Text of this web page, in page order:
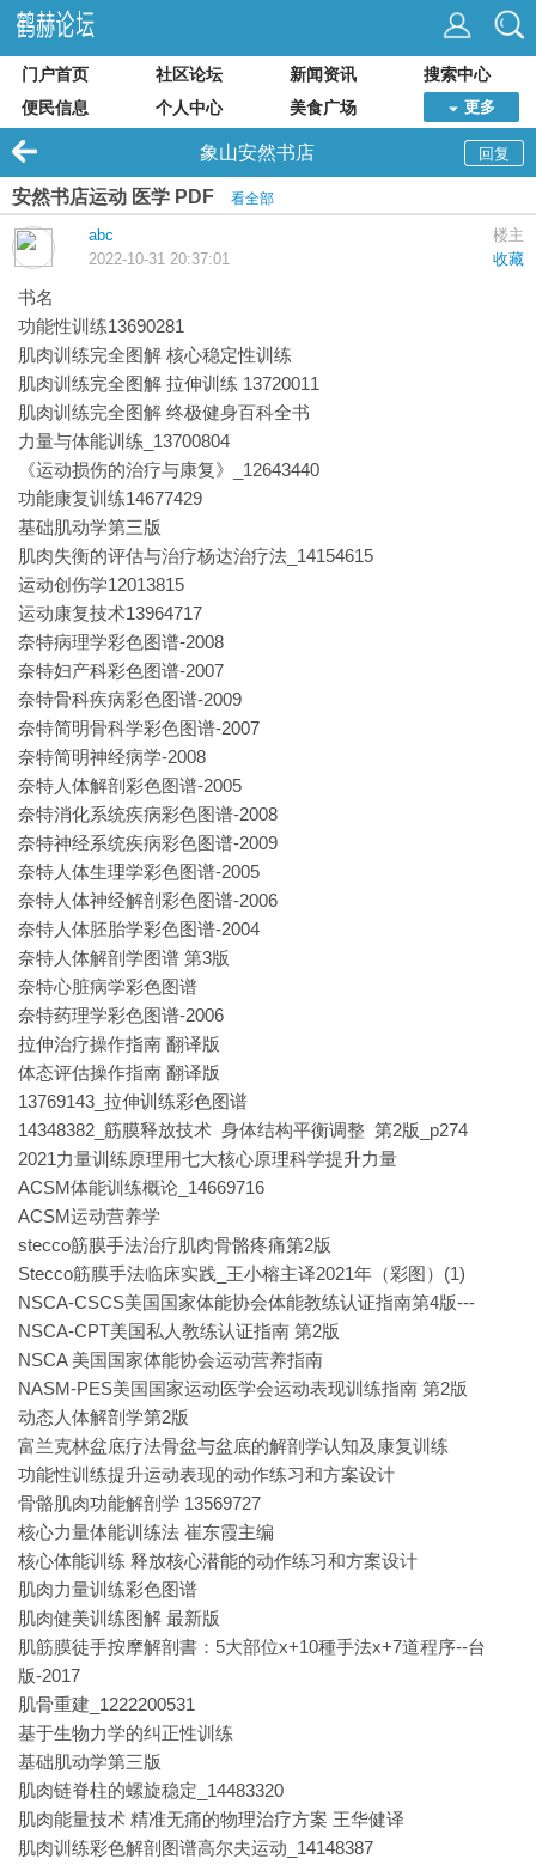
门户首页 社区论坛 新闻资讯
搜索中心
便民信息
个人中心 美食广场 更多
回复
象山安然书店
安然书店运动 医学 PDF 看全部
楼主
abc
收藏
2022-10-31 20:37:01
书名
功能性训练13690281
肌肉训练完全图解 核心稳定性训练
肌肉训练完全图解 拉伸训练 13720011
肌肉训练完全图解 终极健身百科全书
力量与体能训练_13700804
《运动损伤的治疗与康复》_12643440
功能康复训练14677429
基础肌动学第三版
肌肉失衡的评估与治疗杨达治疗法_14154615
运动创伤学12013815
运动康复技术13964717
奈特病理学彩色图谱-2008
奈特妇产科彩色图谱-2007
奈特骨科疾病彩色图谱-2009
奈特简明骨科学彩色图谱-2007
奈特简明神经病学-2008
奈特人体解剖彩色图谱-2005
奈特消化系统疾病彩色图谱-2008
奈特神经系统疾病彩色图谱-2009
奈特人体生理学彩色图谱-2005
奈特人体神经解剖彩色图谱-2006
奈特人体胚胎学彩色图谱-2004
奈特人体解剖学图谱 第3版
奈特心脏病学彩色图谱
奈特药理学彩色图谱-2006
拉伸治疗操作指南 翻译版
体态评估操作指南 翻译版
13769143_拉伸训练彩色图谱
14348382_筋膜释放技术 身体结构平衡调整 第2版_p274
2021力量训练原理用七大核心原理科学提升力量
ACSM体能训练概论_14669716
ACSM运动营养学
stecco筋膜手法治疗肌肉骨骼疼痛第2版
Stecco筋膜手法临床实践_王小榕主译2021年（彩图）(1)
NSCA-CSCS美国国家体能协会体能教练认证指南第4版---
NSCA-CPT美国私人教练认证指南 第2版
NSCA 美国国家体能协会运动营养指南
NASM-PES美国国家运动医学会运动表现训练指南 第2版
动态人体解剖学第2版
富兰克林盆底疗法骨盆与盆底的解剖学认知及康复训练
功能性训练提升运动表现的动作练习和方案设计
骨骼肌肉功能解剖学 13569727
核心力量体能训练法 崔东霞主编
核心体能训练 释放核心潜能的动作练习和方案设计
肌肉力量训练彩色图谱
肌肉健美训练图解 最新版
肌筋膜徒手按摩解剖書：5大部位x+10種手法x+7道程序--台
版-2017
肌骨重建_1222200531
基于生物力学的纠正性训练
基础肌动学第三版
肌肉链脊柱的螺旋稳定_14483320
肌肉能量技术 精准无痛的物理治疗方案 王华健译
肌肉训练彩色解剖图谱高尔夫运动_14148387